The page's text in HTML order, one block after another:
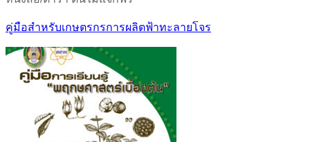
คู่มือสำหรับเกษตรกรการผลิตฟ้าทะลายโจร